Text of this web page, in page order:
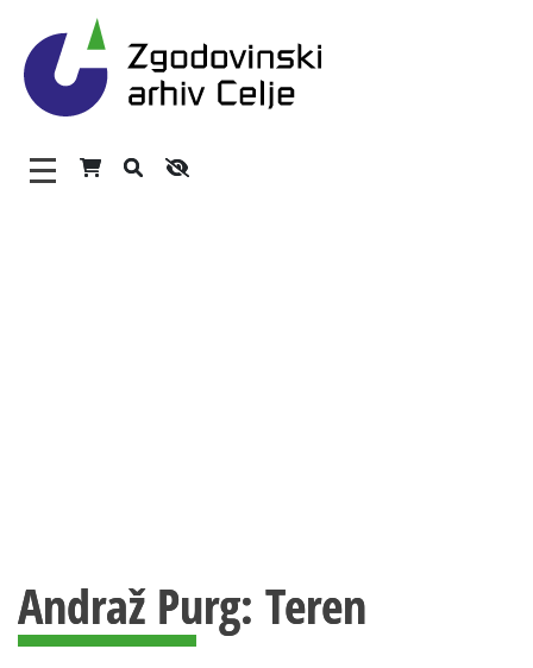
Zgodovinski arhiv Celje –
Glavni meni
Vloga za upravne namene
Vloga za čitalnico
Andraž Purg: Teren